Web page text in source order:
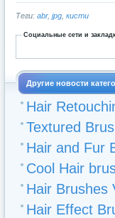
Теги: abr, jpg кисти
Социальные сети и
Другие новости
Hair
Textured
Hair and Fur
Cool Hair
Hair Brushes
Hair Effect